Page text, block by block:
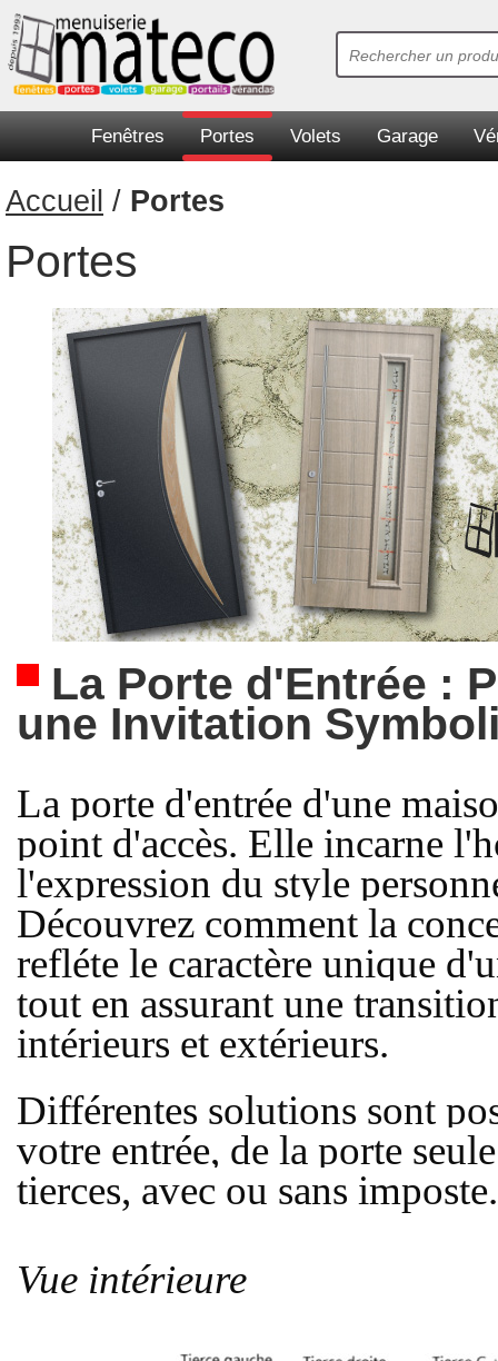
Fenêtres Portes Volets Garage
Accueil / Portes
Portes
La Porte d'Entrée :
une Invitation
La porte d'entrée d'une
point d'accès. Elle incarne
l'expression du style
Découvrez comment la
refléte le caractère unique
tout en assurant une
intérieurs et extérieurs.
Différentes solutions sont
votre entrée, de la porte
tierces, avec ou sans imposte.
Vue intérieure